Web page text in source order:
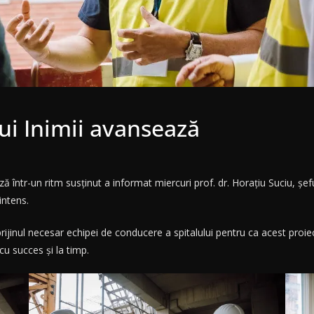
Inimii avansează
într-un ritm susținut a informat miercuri prof. dr. Horațiu Suciu,
necesar echipei de conducere a spitalului pentru ca acest
succes și la timp.